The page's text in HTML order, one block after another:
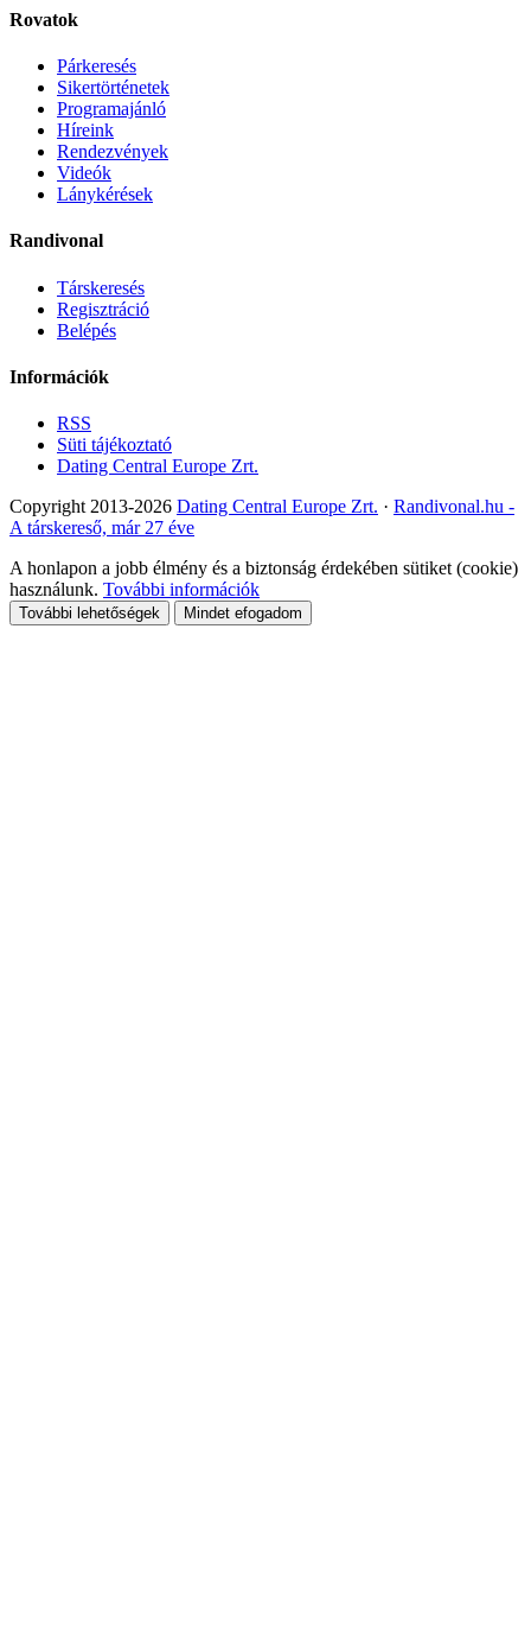
Rovatok
Párkeresés
Sikertörténetek
Programajánló
Híreink
Rendezvények
Videók
Lánykérések
Randivonal
Társkeresés
Regisztráció
Belépés
Információk
RSS
Süti tájékoztató
Dating Central Europe Zrt.
Copyright 2013-2026 Dating Central Europe Zrt. · Randivonal.hu -
A társkereső, már 27 éve
A honlapon a jobb élmény és a biztonság érdekében sütiket (cookie)
használunk. További információk
További lehetőségek Mindet efogadom